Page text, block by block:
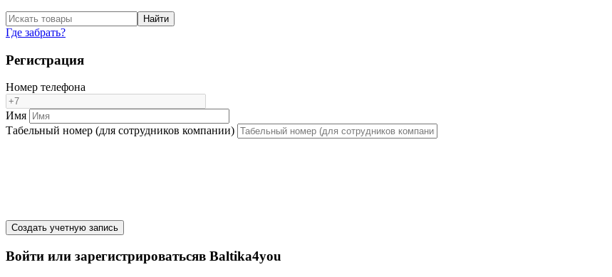
Найти
Где забрать?
Регистрация
Номер телефона
Имя
Табельный номер (для сотрудников компании)
Создать учетную запись
Войти или зарегистрироватьсяв Baltika4you